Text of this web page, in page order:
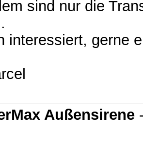
sind nur die
interessiert, gerne
Außensirene